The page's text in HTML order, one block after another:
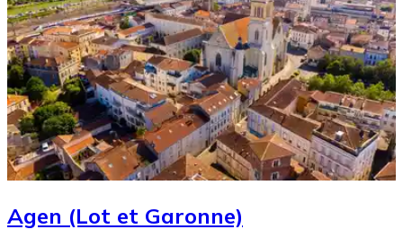
Agen (Lot et Garonne)